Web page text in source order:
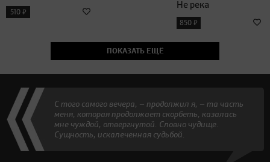
510 ₽
Не река
850 ₽
ПОКАЗАТЬ ЕЩЁ
С того самого вечера, — продолжил я, — та часть
меня, которая продолжает скорбеть, казалась
мне чуждой, отвергнутой. Словно чудище.
Сущность, искалеченная судьбой.